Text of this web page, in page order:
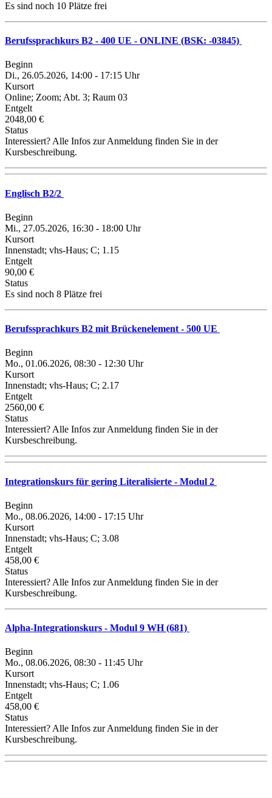
Es sind noch 10 Plätze frei
Berufssprachkurs B2 - 400 UE - ONLINE (BSK: -03845)
Beginn
Di., 26.05.2026, 14:00 - 17:15 Uhr
Kursort
Online; Zoom; Abt. 3; Raum 03
Entgelt
2048,00 €
Status
Interessiert? Alle Infos zur Anmeldung finden Sie in der
Kursbeschreibung.
Englisch B2/2
Beginn
Mi., 27.05.2026, 16:30 - 18:00 Uhr
Kursort
Innenstadt; vhs-Haus; C; 1.15
Entgelt
90,00 €
Status
Es sind noch 8 Plätze frei
Berufssprachkurs B2 mit Brückenelement - 500 UE
Beginn
Mo., 01.06.2026, 08:30 - 12:30 Uhr
Kursort
Innenstadt; vhs-Haus; C; 2.17
Entgelt
2560,00 €
Status
Interessiert? Alle Infos zur Anmeldung finden Sie in der
Kursbeschreibung.
Integrationskurs für gering Literalisierte - Modul 2
Beginn
Mo., 08.06.2026, 14:00 - 17:15 Uhr
Kursort
Innenstadt; vhs-Haus; C; 3.08
Entgelt
458,00 €
Status
Interessiert? Alle Infos zur Anmeldung finden Sie in der
Kursbeschreibung.
Alpha-Integrationskurs - Modul 9 WH (681)
Beginn
Mo., 08.06.2026, 08:30 - 11:45 Uhr
Kursort
Innenstadt; vhs-Haus; C; 1.06
Entgelt
458,00 €
Status
Interessiert? Alle Infos zur Anmeldung finden Sie in der
Kursbeschreibung.